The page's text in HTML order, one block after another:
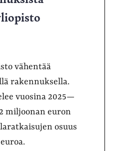
vähentää
rakennuksella.
vuosina 2025—
miljoonan euron
osuus